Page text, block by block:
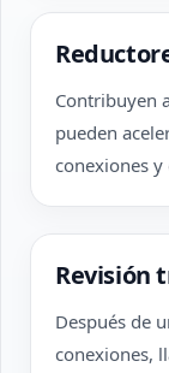
Contribuyen
pueden
conexiones
Revisión
Después de
conexiones,